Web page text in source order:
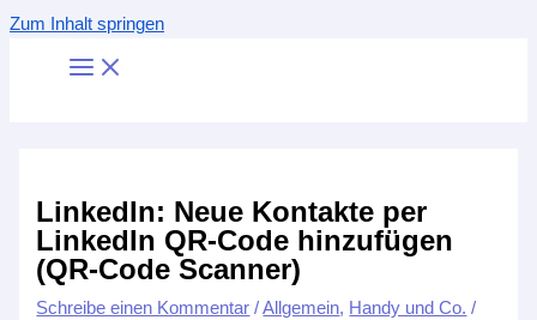
Zum Inhalt springen
LinkedIn: Neue Kontakte per
LinkedIn QR-Code hinzufügen
(QR-Code Scanner)
Schreibe einen Kommentar /Allgemein, Handy und Co. /